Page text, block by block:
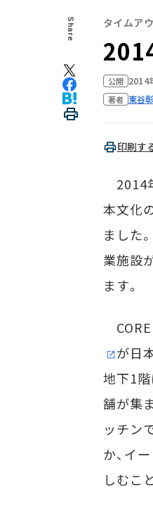
Share タイムア
公開 2014
著者 東谷
印刷す
2014
本文化
ました
業施設
ます。
が日
地下1
舗が集
ッチン
か、イ
しむこ